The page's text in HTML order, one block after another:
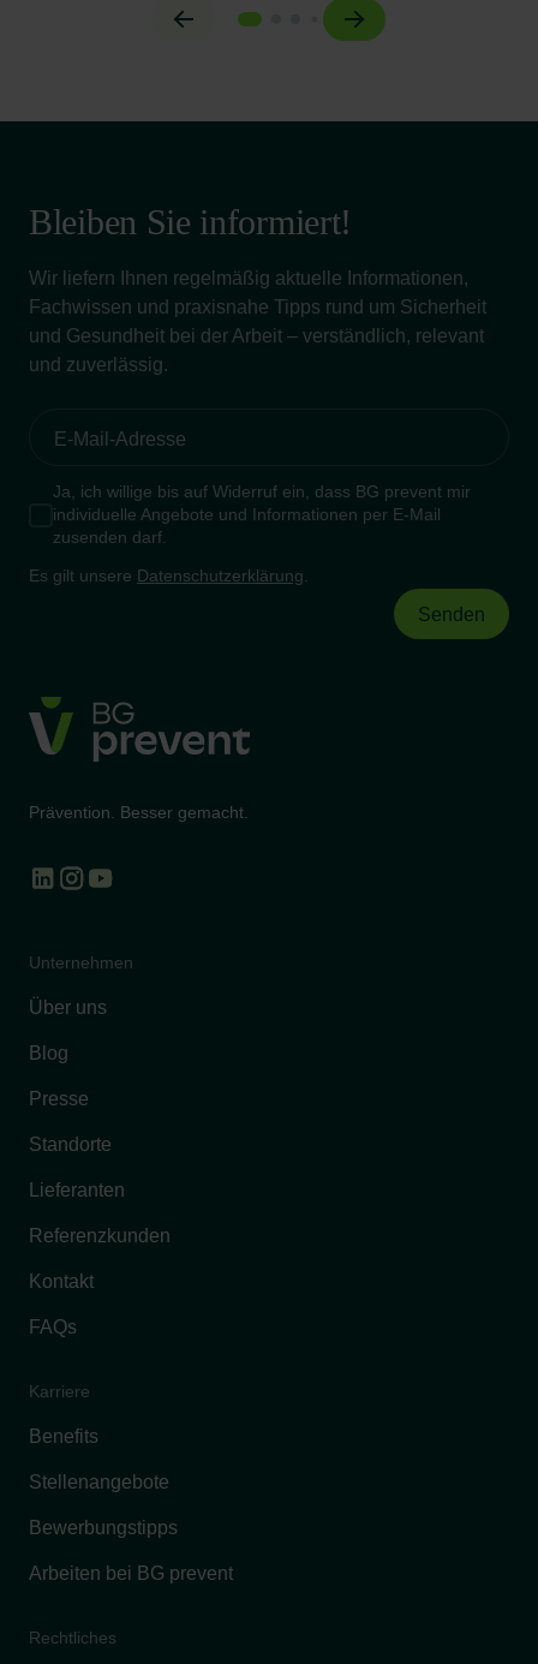
Bleiben Sie informiert!
Wir liefern Ihnen regelmäßig aktuelle Informationen,
Fachwissen und praxisnahe Tipps rund um Sicherheit
und Gesundheit bei der Arbeit – verständlich, relevant
und zuverlässig.
Ja, ich willige bis auf Widerruf ein, dass BG prevent mir
individuelle Angebote und Informationen per E-Mail
zusenden darf.
Es gilt unsere Datenschutzerklärung
Prävention. Besser gemacht.
Unternehmen
Über uns
Blog
Presse
Standorte
Lieferanten
Referenzkunden
Kontakt
FAQs
Karriere
Benefits
Stellenangebote
Bewerbungstipps
Arbeiten bei BG prevent
Rechtliches